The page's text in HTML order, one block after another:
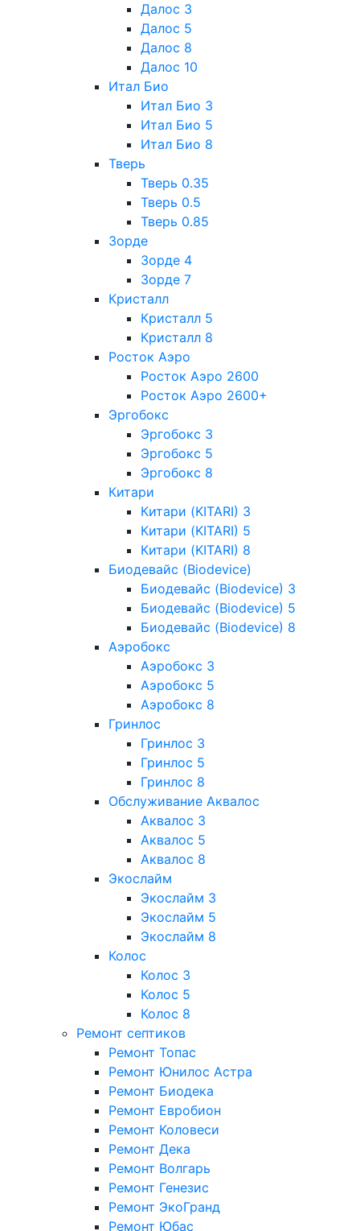
Далос 3
Далос 5
Далос 8
Далос 10
Итал Био
Итал Био 3
Итал Био 5
Итал Био 8
Тверь
Тверь 0.35
Тверь 0.5
Тверь 0.85
Зорде
Зорде 4
Зорде 7
Кристалл
Кристалл 5
Кристалл 8
Росток Аэро
Росток Аэро 2600
Росток Аэро 2600+
Эргобокс
Эргобокс 3
Эргобокс 5
Эргобокс 8
Китари
Китари (KITARI) 3
Китари (KITARI) 5
Китари (KITARI) 8
Биодевайс (Biodevice)
Биодевайс (Biodevice) 3
Биодевайс (Biodevice) 5
Биодевайс (Biodevice) 8
Аэробокс
Аэробокс 3
Аэробокс 5
Аэробокс 8
Гринлос
Гринлос 3
Гринлос 5
Гринлос 8
Обслуживание Аквалос
Аквалос 3
Аквалос 5
Аквалос 8
Экослайм
Экослайм 3
Экослайм 5
Экослайм 8
Колос
Колос 3
Колос 5
Колос 8
Ремонт септиков
Ремонт Топас
Ремонт Юнилос Астра
Ремонт Биодека
Ремонт Евробион
Ремонт Коловеси
Ремонт Дека
Ремонт Волгарь
Ремонт Генезис
Ремонт ЭкоГранд
Ремонт Юбас